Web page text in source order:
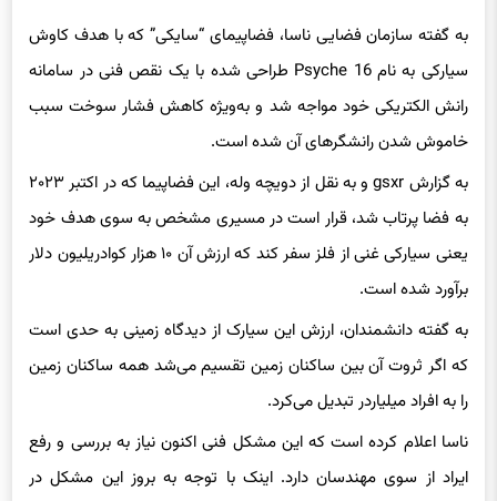
سیارکی به نام Psyche 16 طراحی شده با یک نقص فنی در سامانه
رانش الکتریکی خود مواجه شد و به‌ویژه کاهش فشار سوخت سبب
خاموش شدن رانشگرهای آن شده است.
به فضا پرتاب شد، قرار است در مسیری مشخص به سوی هدف خود
یعنی سیارکی غنی از فلز سفر کند که ارزش آن ۱۰ هزار کوادریلیون دلار
برآورد شده است.
به گفته دانشمندان، ارزش این سیارک از دیدگاه زمینی به حدی است
که اگر ثروت آن بین ساکنان زمین تقسیم می‌شد همه ساکنان زمین
را به افراد میلیاردر تبدیل می‌کرد.
ناسا اعلام کرده است که این مشکل فنی اکنون نیاز به بررسی و رفع
ایراد از سوی مهندسان دارد. اینک با توجه به بروز این مشکل در
سامانه رانش، تیم ماموریت باید ارزیابی کند که این نقص چه تاثیری